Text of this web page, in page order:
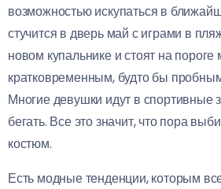
возможностью искупаться в
стучится в дверь май с играми в
новом купальнике и стоят на пороге
кратковременным, будто бы
Многие девушки идут в спортивные
бегать. Все это значит, что пора
костюм.
Есть модные тенденции, которым